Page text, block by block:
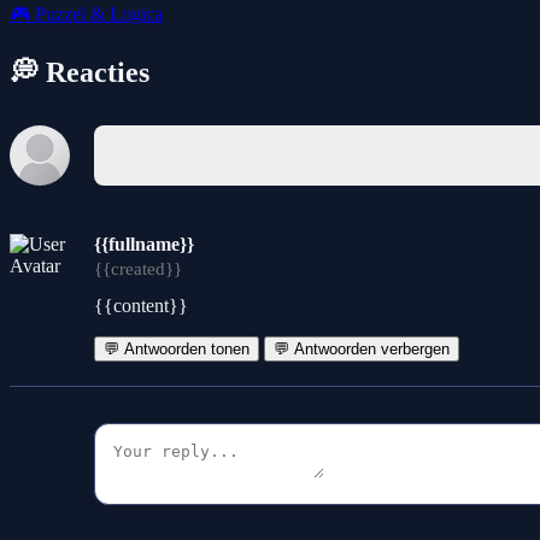
🎮 Puzzel & Logica
💭 Reacties
{{fullname}}
{{created}}
{{content}}
💬 Antwoorden tonen 💬 Antwoorden verbergen